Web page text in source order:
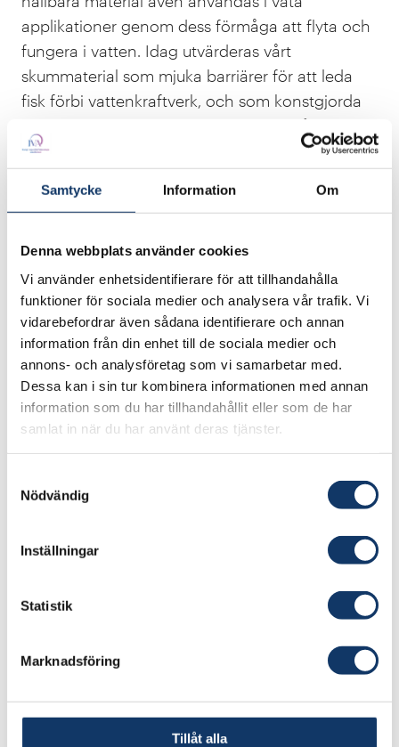
Samtycke Information Om
Denna webbplats använder cookies
Vi använder enhetsidentifierare för att tillhandahålla
funktioner för sociala medier och analysera vår trafik. Vi
vidarebefordrar även sådana identifierare och annan
information från din enhet till de sociala medier och
annons- och analysföretag som vi samarbetar med.
Dessa kan i sin tur kombinera informationen med annan
information som du har tillhandahållit eller som de har
samlat in när du har använt deras tjänster.
Nödvändig
Inställningar
Statistik
Marknadsföring
Tillåt alla
applikationer genom dess förmåga att flyta och
fungera i vatten. Idag utvärderas vårt
skummaterial som mjuka barriärer för att leda
fisk förbi vattenkraftverk, och som konstgjorda
flytande öar för att bevara biologisk mångfald i
vattenkraftsreglerade älvar. Vi vidareutvecklar nu
skummaterialen för användning i förpackningar.
Vår utmaning är att skala upp samtidigt som vi
konkurrera mot plastbaserade material.